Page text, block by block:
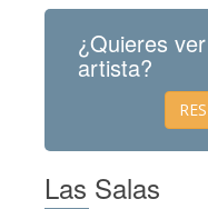
Santa
¿Quieres
artista?
Las Salas